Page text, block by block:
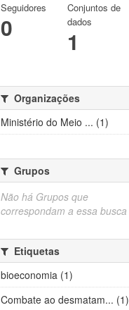
Seguidores
0
Conjuntos de
dados
1
Organizações
Ministério do Meio ... (1)
Grupos
Não há Grupos que
correspondam a essa busca
Etiquetas
bioeconomia (1)
Combate ao desmatam... (1)